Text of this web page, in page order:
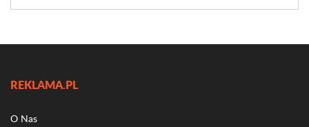
REKLAMA.PL
O Nas